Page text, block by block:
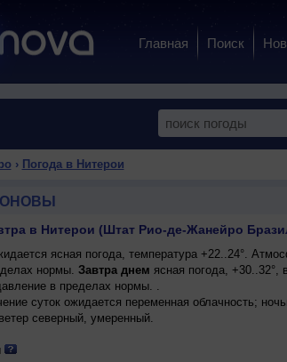
Главная Поиск
› Погода в Нитерои
в Нитерои (Штат Рио-де-Жанейро
ясная погода, температура +22..24°.
нормы. Завтра днем ясная погода, +30..32°,
в пределах нормы. .
суток ожидается переменная облачность;
северный, умеренный.